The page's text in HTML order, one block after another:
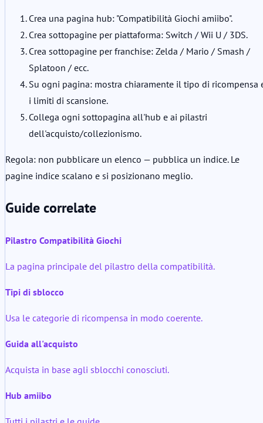
Crea una pagina hub: "Compatibilità Giochi amiibo".
Crea sottopagine per piattaforma: Switch / Wii U / 3DS.
Crea sottopagine per franchise: Zelda / Mario / Smash /
Splatoon / ecc.
Su ogni pagina: mostra chiaramente il tipo di ricompensa
i limiti di scansione.
Collega ogni sottopagina all'hub e ai pilastri
dell'acquisto/collezionismo.
Regola: non pubblicare un elenco — pubblica un indice. Le
pagine indice scalano e si posizionano meglio.
Guide correlate
Pilastro Compatibilità Giochi
La pagina principale del pilastro della compatibilità.
Tipi di sblocco
Usa le categorie di ricompensa in modo coerente.
Guida all'acquisto
Acquista in base agli sblocchi conosciuti.
Hub amiibo